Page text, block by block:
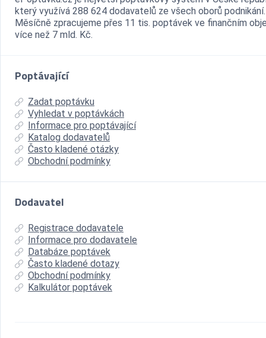
který využívá 288 624 dodavatelů ze všech oborů podnikání.
Měsíčně zpracujeme přes 11 tis. poptávek ve finančním
více než 7 mld. Kč.
Poptávající
Zadat poptávku
Vyhledat v poptávkách
Informace pro poptávající
Katalog dodavatelů
Často kladené otázky
Obchodní podmínky
Dodavatel
Registrace dodavatele
Informace pro dodavatele
Databáze poptávek
Často kladené dotazy
Obchodní podmínky
Kalkulátor poptávek